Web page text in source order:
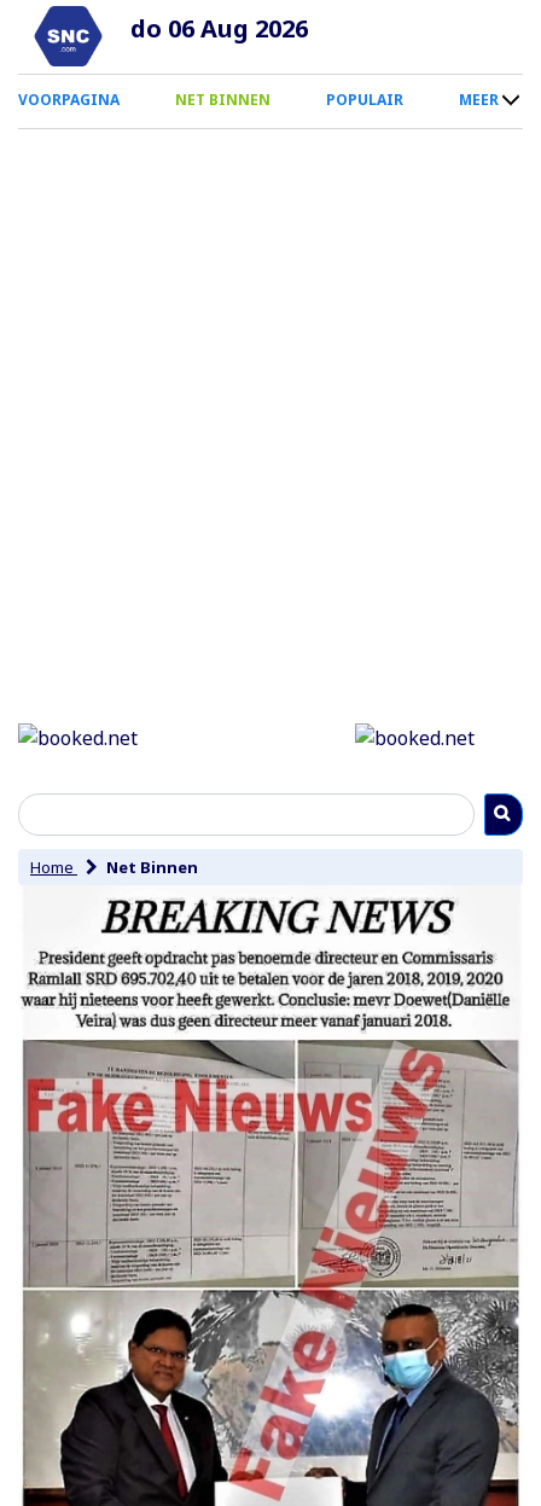
Overslaan
naar
inhoud
do 06 Aug 2026
0
Smartphone
VOORPAGINA NET BINNEN POPULAIR MEER
Home Net Binnen